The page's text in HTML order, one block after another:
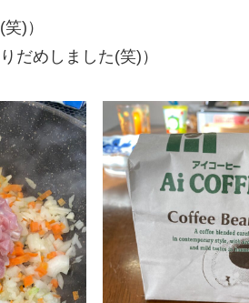
)）
だめしました(笑)）